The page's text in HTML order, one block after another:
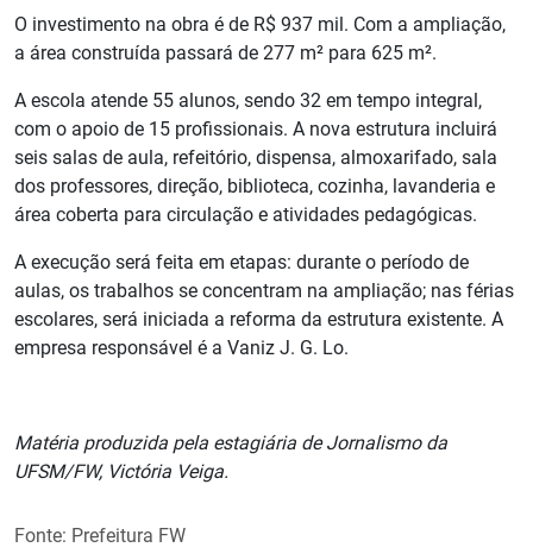
O investimento na obra é de R$ 937 mil. Com a ampliação,
a área construída passará de 277 m² para 625 m².
A escola atende 55 alunos, sendo 32 em tempo integral,
com o apoio de 15 profissionais. A nova estrutura incluirá
seis salas de aula, refeitório, dispensa, almoxarifado, sala
dos professores, direção, biblioteca, cozinha, lavanderia e
área coberta para circulação e atividades pedagógicas.
A execução será feita em etapas: durante o período de
aulas, os trabalhos se concentram na ampliação; nas férias
escolares, será iniciada a reforma da estrutura existente. A
empresa responsável é a Vaniz J. G. Lo.
Matéria produzida pela estagiária de Jornalismo da
UFSM/FW, Victória Veiga.
Fonte: Prefeitura FW